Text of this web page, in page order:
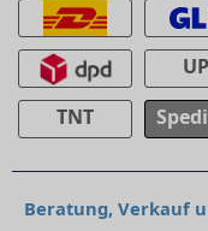
TNT
Beratung, Verkauf